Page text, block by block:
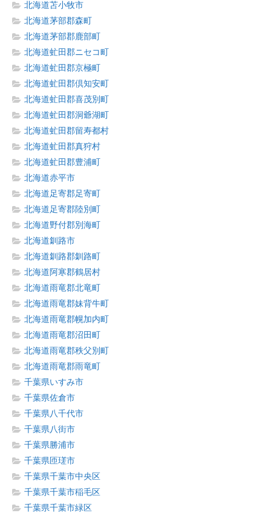
北海道苫小牧市
北海道茅部郡森町
北海道茅部郡鹿部町
北海道虻田郡ニセコ町
北海道虻田郡京極町
北海道虻田郡倶知安町
北海道虻田郡喜茂別町
北海道虻田郡洞爺湖町
北海道虻田郡留寿都村
北海道虻田郡真狩村
北海道虻田郡豊浦町
北海道赤平市
北海道足寄郡足寄町
北海道足寄郡陸別町
北海道野付郡別海町
北海道釧路市
北海道釧路郡釧路町
北海道阿寒郡鶴居村
北海道雨竜郡北竜町
北海道雨竜郡妹背牛町
北海道雨竜郡幌加内町
北海道雨竜郡沼田町
北海道雨竜郡秩父別町
北海道雨竜郡雨竜町
千葉県いすみ市
千葉県佐倉市
千葉県八千代市
千葉県八街市
千葉県勝浦市
千葉県匝瑳市
千葉県千葉市中央区
千葉県千葉市稲毛区
千葉県千葉市緑区